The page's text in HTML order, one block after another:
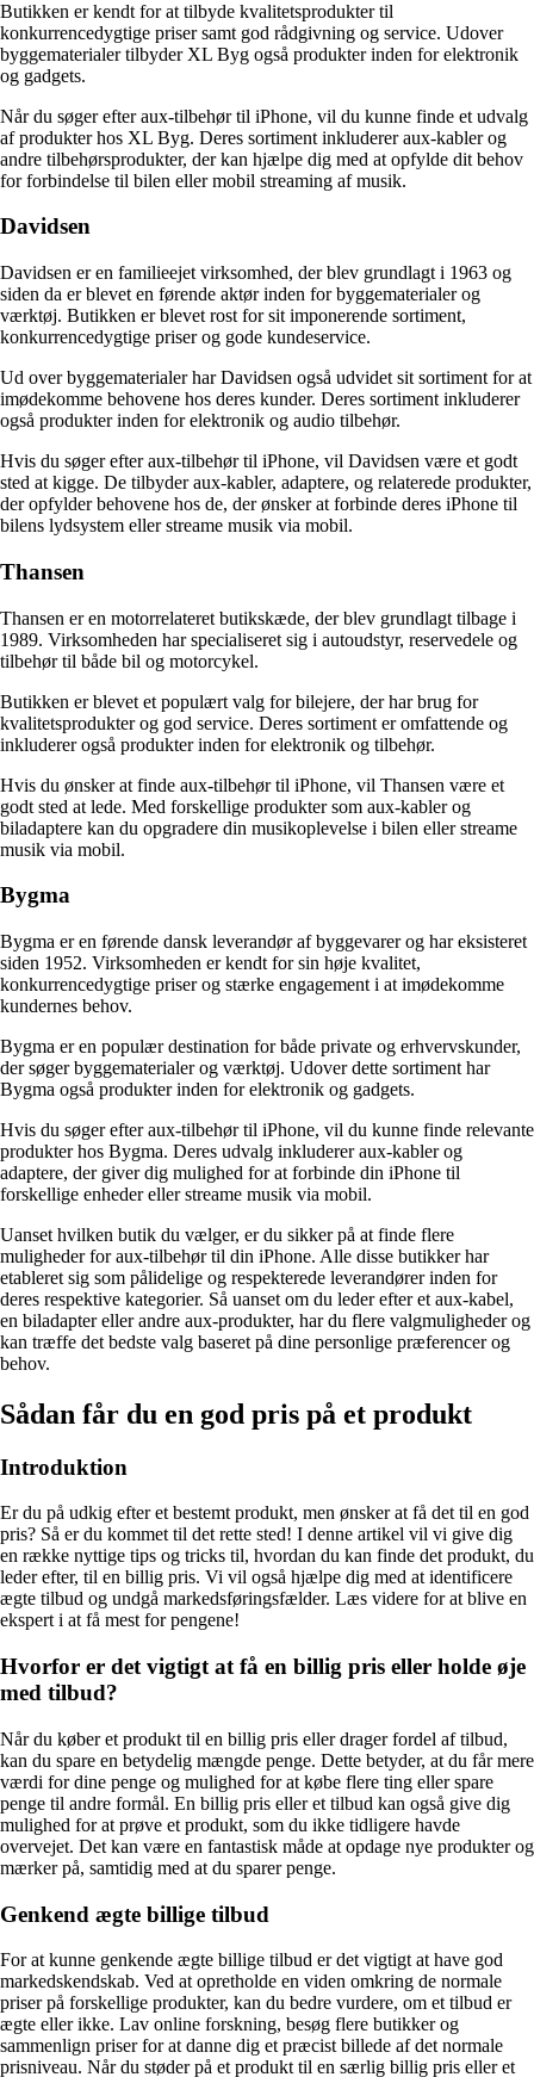
Butikken er kendt for at tilbyde kvalitetsprodukter til
konkurrencedygtige priser samt god rådgivning og service. Udover
byggematerialer tilbyder XL Byg også produkter inden for elektronik
og gadgets.
Når du søger efter aux-tilbehør til iPhone, vil du kunne finde et udvalg
af produkter hos XL Byg. Deres sortiment inkluderer aux-kabler og
andre tilbehørsprodukter, der kan hjælpe dig med at opfylde dit behov
for forbindelse til bilen eller mobil streaming af musik.
Davidsen
Davidsen er en familieejet virksomhed, der blev grundlagt i 1963 og
siden da er blevet en førende aktør inden for byggematerialer og
værktøj. Butikken er blevet rost for sit imponerende sortiment,
konkurrencedygtige priser og gode kundeservice.
Ud over byggematerialer har Davidsen også udvidet sit sortiment for at
imødekomme behovene hos deres kunder. Deres sortiment inkluderer
også produkter inden for elektronik og audio tilbehør.
Hvis du søger efter aux-tilbehør til iPhone, vil Davidsen være et godt
sted at kigge. De tilbyder aux-kabler, adaptere, og relaterede produkter,
der opfylder behovene hos de, der ønsker at forbinde deres iPhone til
bilens lydsystem eller streame musik via mobil.
Thansen
Thansen er en motorrelateret butikskæde, der blev grundlagt tilbage i
1989. Virksomheden har specialiseret sig i autoudstyr, reservedele og
tilbehør til både bil og motorcykel.
Butikken er blevet et populært valg for bilejere, der har brug for
kvalitetsprodukter og god service. Deres sortiment er omfattende og
inkluderer også produkter inden for elektronik og tilbehør.
Hvis du ønsker at finde aux-tilbehør til iPhone, vil Thansen være et
godt sted at lede. Med forskellige produkter som aux-kabler og
biladaptere kan du opgradere din musikoplevelse i bilen eller streame
musik via mobil.
Bygma
Bygma er en førende dansk leverandør af byggevarer og har eksisteret
siden 1952. Virksomheden er kendt for sin høje kvalitet,
konkurrencedygtige priser og stærke engagement i at imødekomme
kundernes behov.
Bygma er en populær destination for både private og erhvervskunder,
der søger byggematerialer og værktøj. Udover dette sortiment har
Bygma også produkter inden for elektronik og gadgets.
Hvis du søger efter aux-tilbehør til iPhone, vil du kunne finde relevante
produkter hos Bygma. Deres udvalg inkluderer aux-kabler og
adaptere, der giver dig mulighed for at forbinde din iPhone til
forskellige enheder eller streame musik via mobil.
Uanset hvilken butik du vælger, er du sikker på at finde flere
muligheder for aux-tilbehør til din iPhone. Alle disse butikker har
etableret sig som pålidelige og respekterede leverandører inden for
deres respektive kategorier. Så uanset om du leder efter et aux-kabel,
en biladapter eller andre aux-produkter, har du flere valgmuligheder og
kan træffe det bedste valg baseret på dine personlige præferencer og
behov.
Sådan får du en god pris på et produkt
Introduktion
Er du på udkig efter et bestemt produkt, men ønsker at få det til en god
pris? Så er du kommet til det rette sted! I denne artikel vil vi give dig
en række nyttige tips og tricks til, hvordan du kan finde det produkt, du
leder efter, til en billig pris. Vi vil også hjælpe dig med at identificere
ægte tilbud og undgå markedsføringsfælder. Læs videre for at blive en
ekspert i at få mest for pengene!
Hvorfor er det vigtigt at få en billig pris eller holde øje
med tilbud?
Når du køber et produkt til en billig pris eller drager fordel af tilbud,
kan du spare en betydelig mængde penge. Dette betyder, at du får mere
værdi for dine penge og mulighed for at købe flere ting eller spare
penge til andre formål. En billig pris eller et tilbud kan også give dig
mulighed for at prøve et produkt, som du ikke tidligere havde
overvejet. Det kan være en fantastisk måde at opdage nye produkter og
mærker på, samtidig med at du sparer penge.
Genkend ægte billige tilbud
For at kunne genkende ægte billige tilbud er det vigtigt at have god
markedskendskab. Ved at opretholde en viden omkring de normale
priser på forskellige produkter, kan du bedre vurdere, om et tilbud er
ægte eller ikke. Lav online forskning, besøg flere butikker og
sammenlign priser for at danne dig et præcist billede af det normale
prisniveau. Når du støder på et produkt til en særlig billig pris eller et